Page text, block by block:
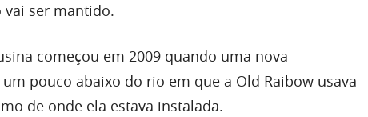
ser mantido.
começou em 2009 quando uma nova
pouco abaixo do rio em que a Old Raibow usava
de onde ela estava instalada.